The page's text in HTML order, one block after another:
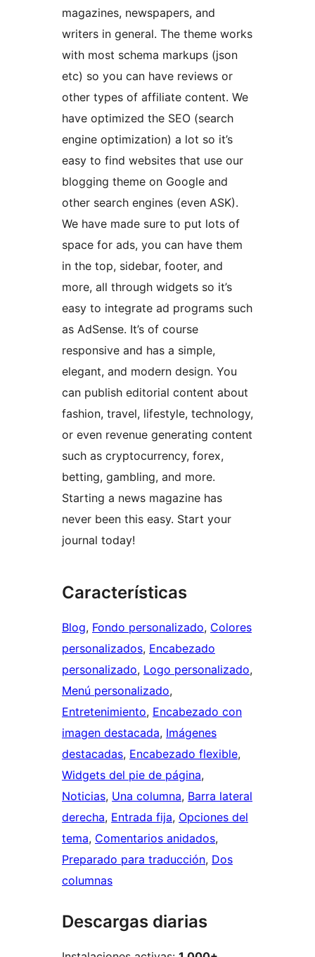
magazines, newspapers, and
writers in general. The theme works
with most schema markups (json
etc) so you can have reviews or
other types of affiliate content. We
have optimized the SEO (search
engine optimization) a lot so it’s
easy to find websites that use our
blogging theme on Google and
other search engines (even ASK).
We have made sure to put lots of
space for ads, you can have them
in the top, sidebar, footer, and
more, all through widgets so it’s
easy to integrate ad programs such
as AdSense. It’s of course
responsive and has a simple,
elegant, and modern design. You
can publish editorial content about
fashion, travel, lifestyle, technology,
or even revenue generating content
such as cryptocurrency, forex,
betting, gambling, and more.
Starting a news magazine has
never been this easy. Start your
journal today!
Características
Blog, Fondo personalizado, Colores
personalizados, Encabezado
personalizado, Logo personalizado
Menú personalizado
Entretenimiento, Encabezado con
imagen destacada, Imágenes
destacadas, Encabezado flexible
Widgets del pie de página
Noticias, Una columna, Barra lateral
derecha, Entrada fija, Opciones del
tema, Comentarios anidados
Preparado para traducción, Dos
columnas
Descargas diarias